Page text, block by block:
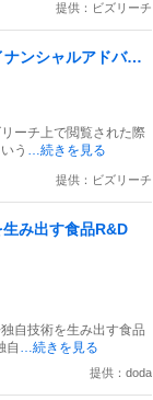
提供：ビズリーチ
ンシャルアドバイ
ーチ上で閲覧された際
う …続きを見る
提供：ビズリーチ
み出す食品R&D
自技術を生み出す食品
自 …続きを見る
提供：doda